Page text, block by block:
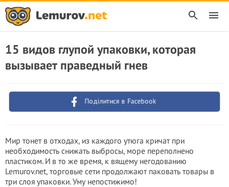
15 видов глупой упаковки, которая
вызывает праведный гнев
Поділитися в Facebook
Мир тонет в отходах, из каждого утюга кричат при
необходимость снижать выбросы, море переполнено
пластиком. И в то же время, к вящему негодованию
Lemurov.net, торговые сети продолжают паковать товары в
три слоя упаковки. Уму непостижимо!